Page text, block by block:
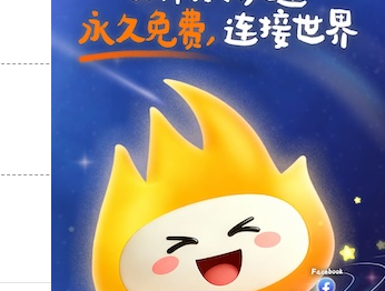
支持[0] 反对[0]
支持[0] 反对[0]